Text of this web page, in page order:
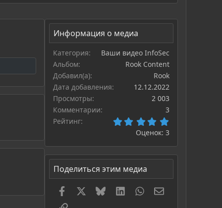
Информация о медиа
Категория
Ваши видео InfoSec
Альбом
Rook Content
Добавил(а)
Rook
Дата добавления
12.12.2022
Просмотры
2 003
Комментарии
3
Рейтинг
Оценок: 3
Поделиться этим медиа
Facebook BlueskyLinkedInWhatsAppЭлектронная